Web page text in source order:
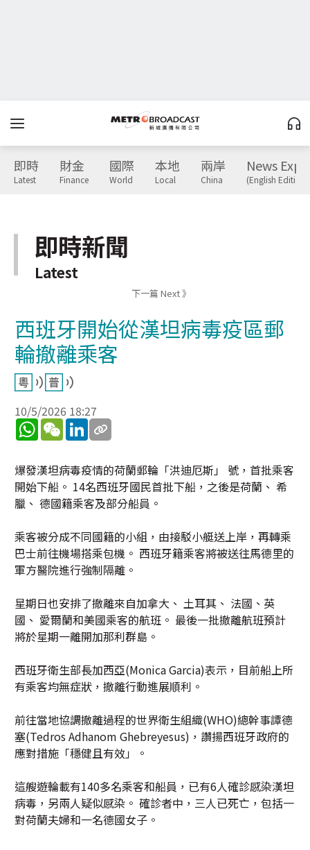
即時
Latest
財金
Finance
國際
World
本地
Local
兩岸
China
News
(English Edition)
即時新聞
Latest
下一篇 Next 》
西班牙開始從漢坦病毒疫區郵
輪撤離乘客
10/5/2026 18:27
WhatsApp
WeChatLinkedIn
爆發漢坦病毒疫情的荷蘭郵輪「洪迪厄斯」 號，首批乘客
開始下船。 14名西班牙國民首批下船，之後是荷蘭、 希
臘、 德國籍乘客及部分船員。
乘客被分成不同國籍的小組，由接駁小艇送上岸，再轉乘
巴士前往機場搭乘包機。 西班牙籍乘客將被送往馬德里的
軍方醫院進行強制隔離。
星期日也安排了撤離來自加拿大、 土耳其、 法國、英
國、 愛爾蘭和美國乘客的航班。 最後一批撤離航班預計
將於星期一離開加那利群島。
西班牙衛生部長加西亞(Monica Garcia)表示，目前船上所
有乘客均無症狀，撤離行動進展順利。
前往當地協調撤離過程的世界衛生組織(WHO)總幹事譚德
塞(Tedros Adhanom Ghebreyesus)，讚揚西班牙政府的
應對措施「穩健且有效」。
這艘遊輪載有140多名乘客和船員，已有6人確診感染漢坦
病毒，另兩人疑似感染。 確診者中，三人已死亡，包括一
對荷蘭夫婦和一名德國女子。